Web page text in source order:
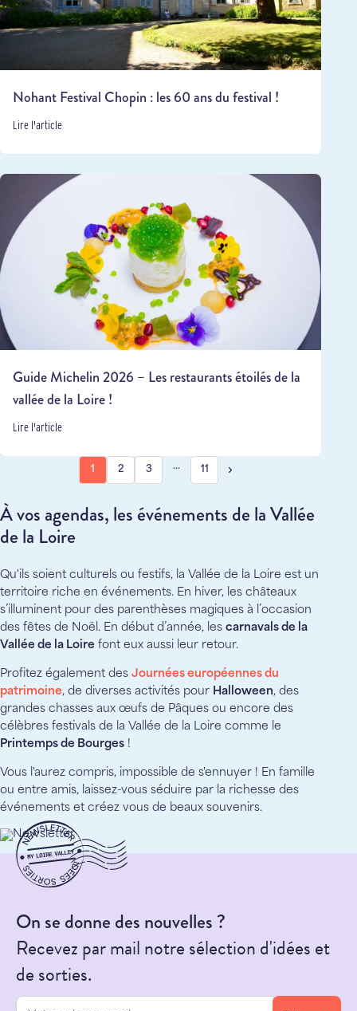
Nohant Festival Chopin : les 60 ans du festival !
Lire l'article
Guide Michelin 2026 – Les restaurants étoilés de la
vallée de la Loire !
Lire l'article
1 2 3 … 11
À vos agendas, les événements de la Vallée
de la Loire
Qu'ils soient culturels ou festifs, la Vallée de la Loire est un
territoire riche en événements. En hiver, les châteaux
s’illuminent pour des parenthèses magiques à l’occasion
des fêtes de Noël. En début d’année, les carnavals de la
Vallée de la Loire font eux aussi leur retour.
Profitez également des Journées européennes du
patrimoine, de diverses activités pour Halloween, des
grandes chasses aux œufs de Pâques ou encore des
célèbres festivals de la Vallée de la Loire comme le
Printemps de Bourges !
Vous l'aurez compris, impossible de s'ennuyer ! En famille
ou entre amis, laissez-vous séduire par la richesse des
événements et créez vous de beaux souvenirs.
On se donne des nouvelles ?
Recevez par mail notre sélection d'idées et
de sorties.